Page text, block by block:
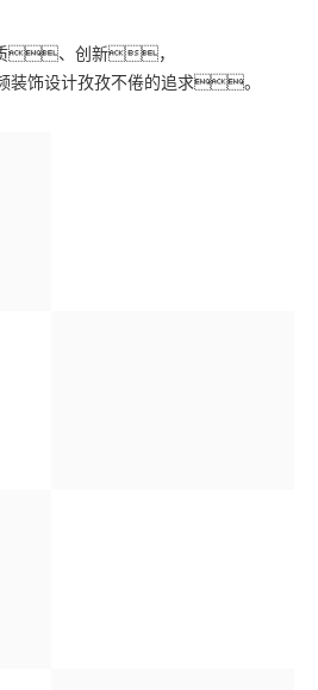
、创新，
装饰设计孜孜不倦的追求。